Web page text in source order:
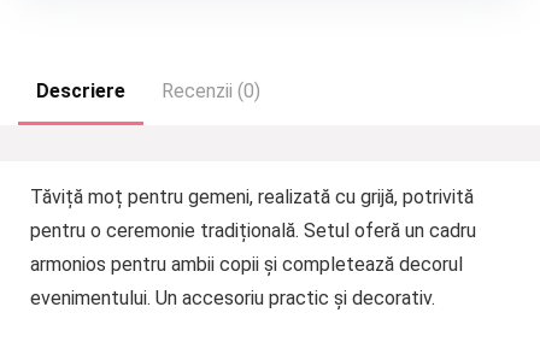
Descriere Recenzii (0)
Tăviță moț pentru gemeni, realizată cu grijă, potrivită
pentru o ceremonie tradițională. Setul oferă un cadru
armonios pentru ambii copii și completează decorul
evenimentului. Un accesoriu practic și decorativ.